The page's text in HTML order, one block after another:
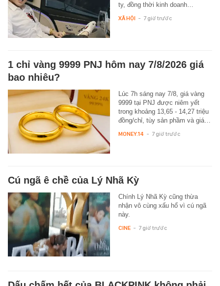
ty, đồng thời kinh doanh…
XÃ HỘI - 7 giờ trước
1 chỉ vàng 9999 PNJ hôm nay 7/8/2026 giá
bao nhiêu?
Lúc 7h sáng nay 7/8, giá vàng
9999 tại PNJ được niêm yết
trong khoảng 13,65 - 14,27 triệu
đồng/chỉ, tùy sản phầm và giá…
MONEY.14 - 7 giờ trước
Cú ngã ê chề của Lý Nhã Kỳ
Chính Lý Nhã Kỳ cũng thừa
nhận vô cùng xấu hổ vì cú ngã
này.
CINE - 7 giờ trước